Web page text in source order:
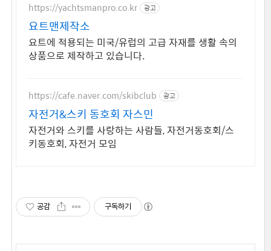
https://yachtsmanpro.co.kr 광고
요트맨제작소
요트에 적용되는 미국/유럽의 고급 자재를 생활 속의
상품으로 제작하고 있습니다.
https://cafe.naver.com/skibclub 광고
자전거&스키 동호회 자스민
자전거와 스키를 사랑하는 사람들, 자전거동호회/스
키동호회, 자전거 모임
공감 구독하기